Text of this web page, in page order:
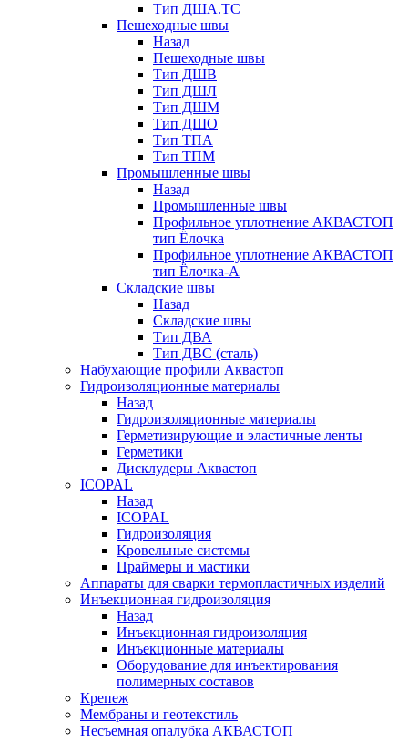
Тип ДША.ТС
Пешеходные швы
Назад
Пешеходные швы
Тип ДШВ
Тип ДШЛ
Тип ДШМ
Тип ДШО
Тип ТПА
Тип ТПМ
Промышленные швы
Назад
Промышленные швы
Профильное уплотнение АКВАСТОП
тип Ёлочка
Профильное уплотнение АКВАСТОП
тип Ёлочка-А
Складские швы
Назад
Складские швы
Тип ДВА
Тип ДВС (сталь)
Набухающие профили Аквастоп
Гидроизоляционные материалы
Назад
Гидроизоляционные материалы
Герметизирующие и эластичные ленты
Герметики
Дисклудеры Аквастоп
ICOPAL
Назад
ICOPAL
Гидроизоляция
Кровельные системы
Праймеры и мастики
Аппараты для сварки термопластичных изделий
Инъекционная гидроизоляция
Назад
Инъекционная гидроизоляция
Инъекционные материалы
Оборудование для инъектирования
полимерных составов
Крепеж
Мембраны и геотекстиль
Несъемная опалубка АКВАСТОП